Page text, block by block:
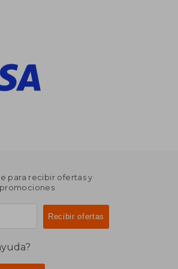
para recibir ofertas y
promociones